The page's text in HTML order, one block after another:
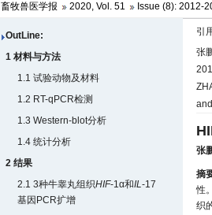
畜牧兽医学报 2020, Vol. 51 Issue (8): 2012-
OutLine:
1 材料与方法
1.1 试验动物及材料
1.2 RT-qPCR检测
1.3 Western-blot分析
1.4 统计分析
2 结果
2.1 3种牛睾丸组织HIF-1α和IL-17
基因PCR扩增
引
张
张
摘
性
织